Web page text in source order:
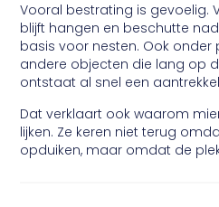
Vooral bestrating is gevoelig.
blijft hangen en beschutte
basis voor nesten. Ook
andere objecten die lang op
ontstaat al snel een
Dat verklaart ook waarom
lijken. Ze keren niet terug
opduiken, maar omdat de